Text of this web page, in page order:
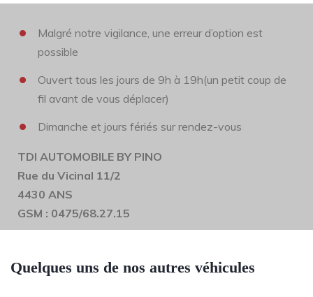
Malgré notre vigilance, une erreur d’option est
possible
Ouvert tous les jours de 9h à 19h(un petit coup de
fil avant de vous déplacer)
Dimanche et jours fériés sur rendez-vous
TDI AUTOMOBILE BY PINO
Rue du Vicinal 11/2
4430 ANS
GSM : 0475/68.27.15
Quelques uns de nos autres véhicules